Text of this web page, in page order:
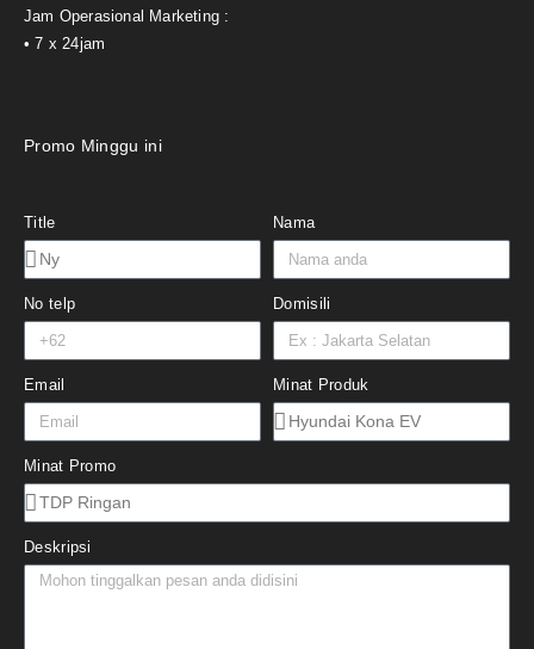
Jam Operasional Marketing :
• 7 x 24jam
Promo Minggu ini
Title Nama
No telp Domisili
Email Minat Produk
Minat Promo
Deskripsi